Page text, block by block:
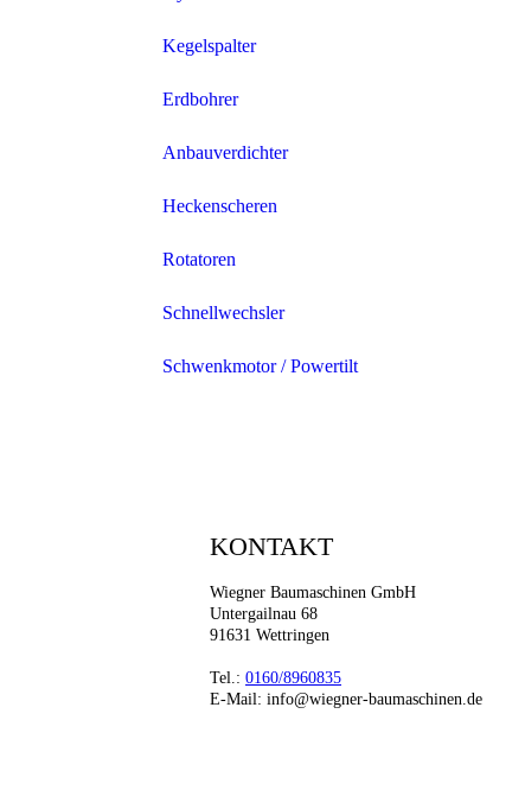
Kegelspalter
Erdbohrer
Anbauverdichter
Heckenscheren
Rotatoren
Schnellwechsler
Schwenkmotor / Powertilt
KONTAKT
Wiegner Baumaschinen GmbH
Untergailnau 68
91631 Wettringen
Tel.: 0160/8960835
E-Mail: info@wiegner-baumaschinen.de